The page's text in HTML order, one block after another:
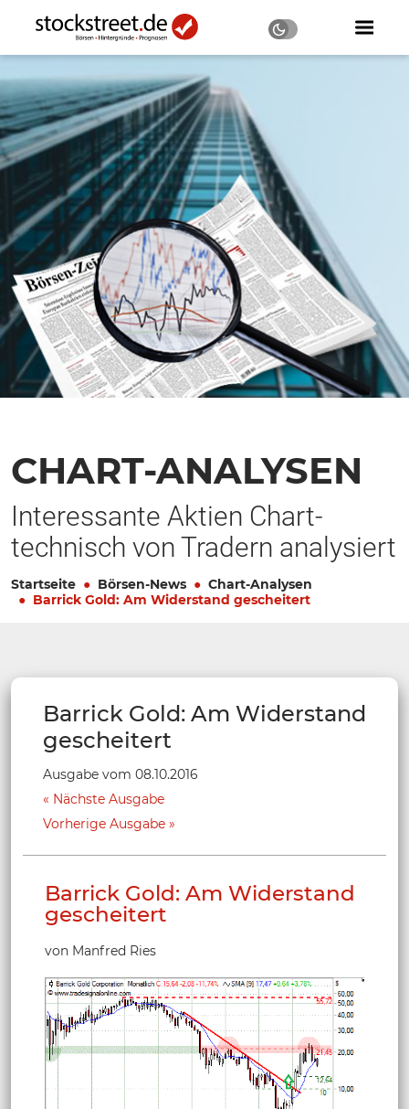
CHART-ANALYSEN
Interessante Aktien Chart-
technisch von Tradern analysiert
Startseite Börsen-News
Chart-Analysen
Barrick Gold: Am Widerstand gescheitert
Barrick Gold: Am Widerstand
gescheitert
Ausgabe vom 08.10.2016
Nächste Ausgabe
Vorherige Ausgabe
Barrick Gold: Am Widerstand
gescheitert
von Manfred Ries